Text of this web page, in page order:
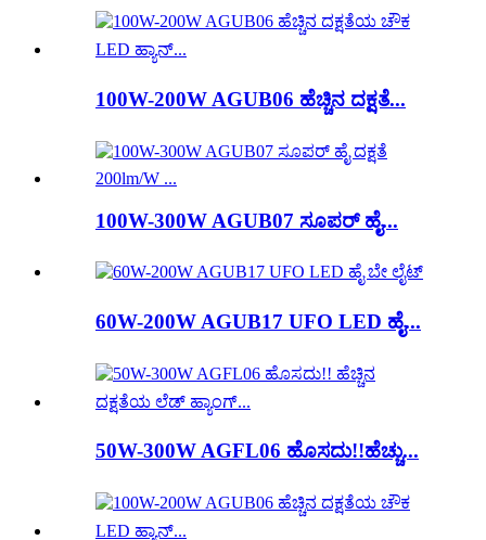
100W-200W AGUB06 ಹೆಚ್ಚಿನ ದಕ್ಷತೆ...
100W-300W AGUB07 ಸೂಪರ್ ಹೈ...
60W-200W AGUB17 UFO LED ಹೈ...
50W-300W AGFL06 ಹೊಸದು!!ಹೆಚ್ಚು...